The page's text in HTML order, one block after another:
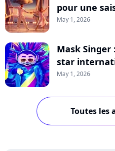
pour une
May 1, 2026
Mask
star
May 1, 2026
Toutes les